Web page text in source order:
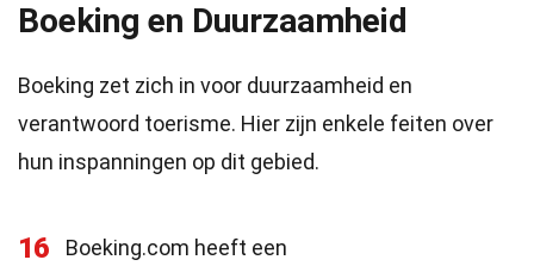
Boeking en Duurzaamheid
Boeking zet zich in voor duurzaamheid en
verantwoord toerisme. Hier zijn enkele feiten over
hun inspanningen op dit gebied.
16
Boeking.com heeft een